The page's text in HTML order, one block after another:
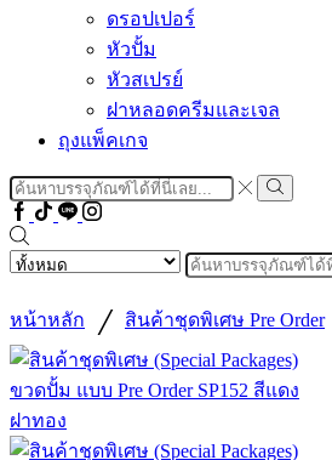
ดรอปเปอร์
หัวปั้ม
หัวสเปรย์
ฝาหลอดครีมและเจล
ถุงแพ็คเกจ
Search
input
Search
Facebook
TiktokLineInstragram
Search
input
หน้าหลัก / สินค้าชุดพิเศษ Pre Order